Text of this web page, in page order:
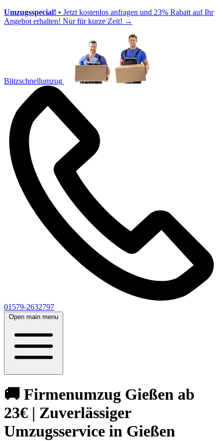
Umzugsspecial! • Jetzt kostenlos anfragen und 23% Rabatt auf Ihr
Angebot erhalten! Nur für kurze Zeit! →
Blitzschnellumzug
01579-2632797
Open main menu
🚚 Firmenumzug Gießen ab
23€ | Zuverlässiger
Umzugsservice in Gießen